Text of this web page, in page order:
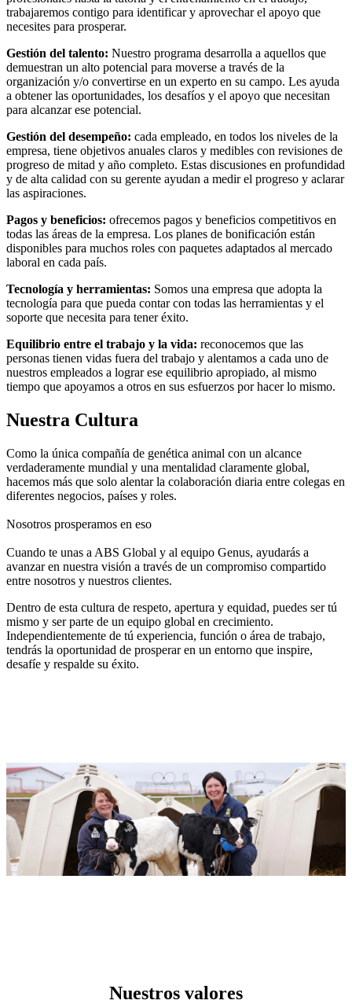
trabajaremos contigo para identificar y aprovechar el apoyo que
necesites para prosperar.
Gestión del talento: Nuestro programa desarrolla a aquellos que
demuestran un alto potencial para moverse a través de la
organización y/o convertirse en un experto en su campo. Les ayuda
a obtener las oportunidades, los desafíos y el apoyo que necesitan
para alcanzar ese potencial.
Gestión del desempeño: cada empleado, en todos los niveles de la
empresa, tiene objetivos anuales claros y medibles con revisiones de
progreso de mitad y año completo. Estas discusiones en profundidad
y de alta calidad con su gerente ayudan a medir el progreso y aclarar
las aspiraciones.
Pagos y beneficios: ofrecemos pagos y beneficios competitivos en
todas las áreas de la empresa. Los planes de bonificación están
disponibles para muchos roles con paquetes adaptados al mercado
laboral en cada país.
Tecnología y herramientas: Somos una empresa que adopta la
tecnología para que pueda contar con todas las herramientas y el
soporte que necesita para tener éxito.
Equilibrio entre el trabajo y la vida: reconocemos que las
personas tienen vidas fuera del trabajo y alentamos a cada uno de
nuestros empleados a lograr ese equilibrio apropiado, al mismo
tiempo que apoyamos a otros en sus esfuerzos por hacer lo mismo.
Nuestra Cultura
Como la única compañía de genética animal con un alcance
verdaderamente mundial y una mentalidad claramente global,
hacemos más que solo alentar la colaboración diaria entre colegas en
diferentes negocios, países y roles.
Nosotros prosperamos en eso
Cuando te unas a ABS Global y al equipo Genus, ayudarás a
avanzar en nuestra visión a través de un compromiso compartido
entre nosotros y nuestros clientes.
Dentro de esta cultura de respeto, apertura y equidad, puedes ser tú
mismo y ser parte de un equipo global en crecimiento.
Independientemente de tú experiencia, función o área de trabajo,
tendrás la oportunidad de prosperar en un entorno que inspire,
desafíe y respalde su éxito.
Nuestros valores